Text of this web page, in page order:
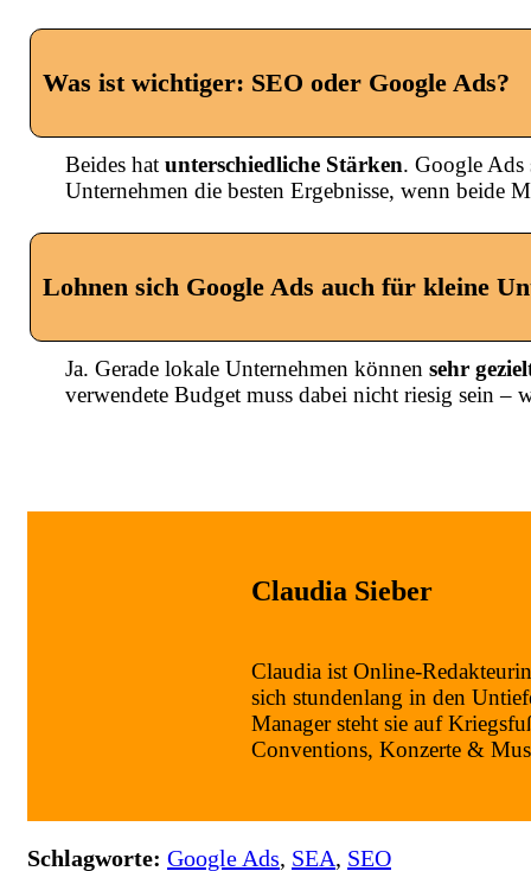
Was ist wichtiger: SEO oder Google Ads?
Beides hat unterschiedliche Stärken. Google Ads
Unternehmen die besten Ergebnisse, wenn beide
Lohnen sich Google Ads auch für kleine
Ja. Gerade lokale Unternehmen können sehr
verwendete Budget muss dabei nicht riesig sein
Claudia Sieber
Claudia ist Online-
sich stundenlang in den
Manager steht sie auf
Conventions, Konzerte &
Schlagworte: Google Ads, SEA, SEO